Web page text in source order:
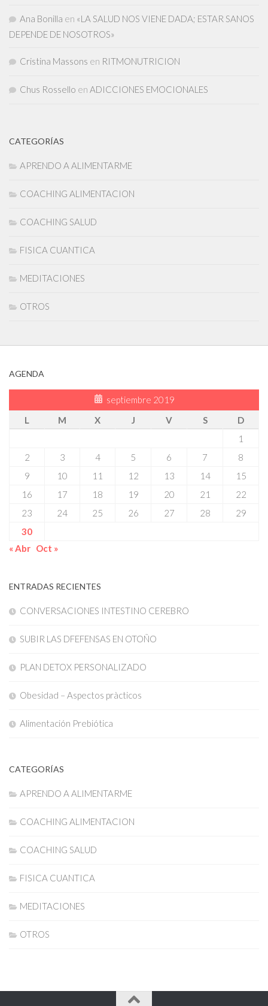
Ana Bonilla en «LA SALUD NOS VIENE DADA; ESTAR SANOS
DEPENDE DE NOSOTROS»
Cristina Massons en RITMONUTRICION
Chus Rossello en ADICCIONES EMOCIONALES
CATEGORÍAS
APRENDO A ALIMENTARME
COACHING ALIMENTACION
COACHING SALUD
FISICA CUANTICA
MEDITACIONES
OTROS
AGENDA
septiembre 2019
L
M X J V S
D
1
2
3 4 5 6 7
8
9
10 11 12 13 14
15
16
17 18 19 20 21
22
23
24 25 26 27 28
29
30
« Abr Oct »
ENTRADAS RECIENTES
CONVERSACIONES INTESTINO CEREBRO
SUBIR LAS DFEFENSAS EN OTOÑO
PLAN DETOX PERSONALIZADO
Obesidad – Aspectos pràcticos
Alimentación Prebiótica
CATEGORÍAS
APRENDO A ALIMENTARME
COACHING ALIMENTACION
COACHING SALUD
FISICA CUANTICA
MEDITACIONES
OTROS